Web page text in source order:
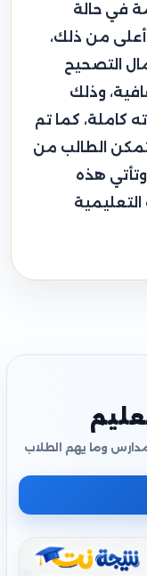
في حالة
درجة وما أعلى من ذلك،
التصحيح
وذلك
كاملة، كما تم
الطالب من
هذه
التعليمية
وما يهم الطلاب